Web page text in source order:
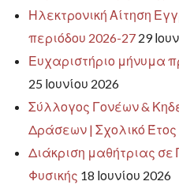
Ηλεκτρονική Αίτηση
περιόδου 2026-27 29
Ευχαριστήριο μήνυμα
25 Ιουνίου 2026
Σύλλογος Γονέων &
Δράσεων | Σχολικό Έτος
Διάκριση μαθήτριας
Φυσικής 18 Ιουνίου 2026